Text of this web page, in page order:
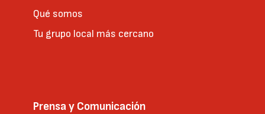
Qué somos
Tu grupo local más cercano
Prensa y Comunicación